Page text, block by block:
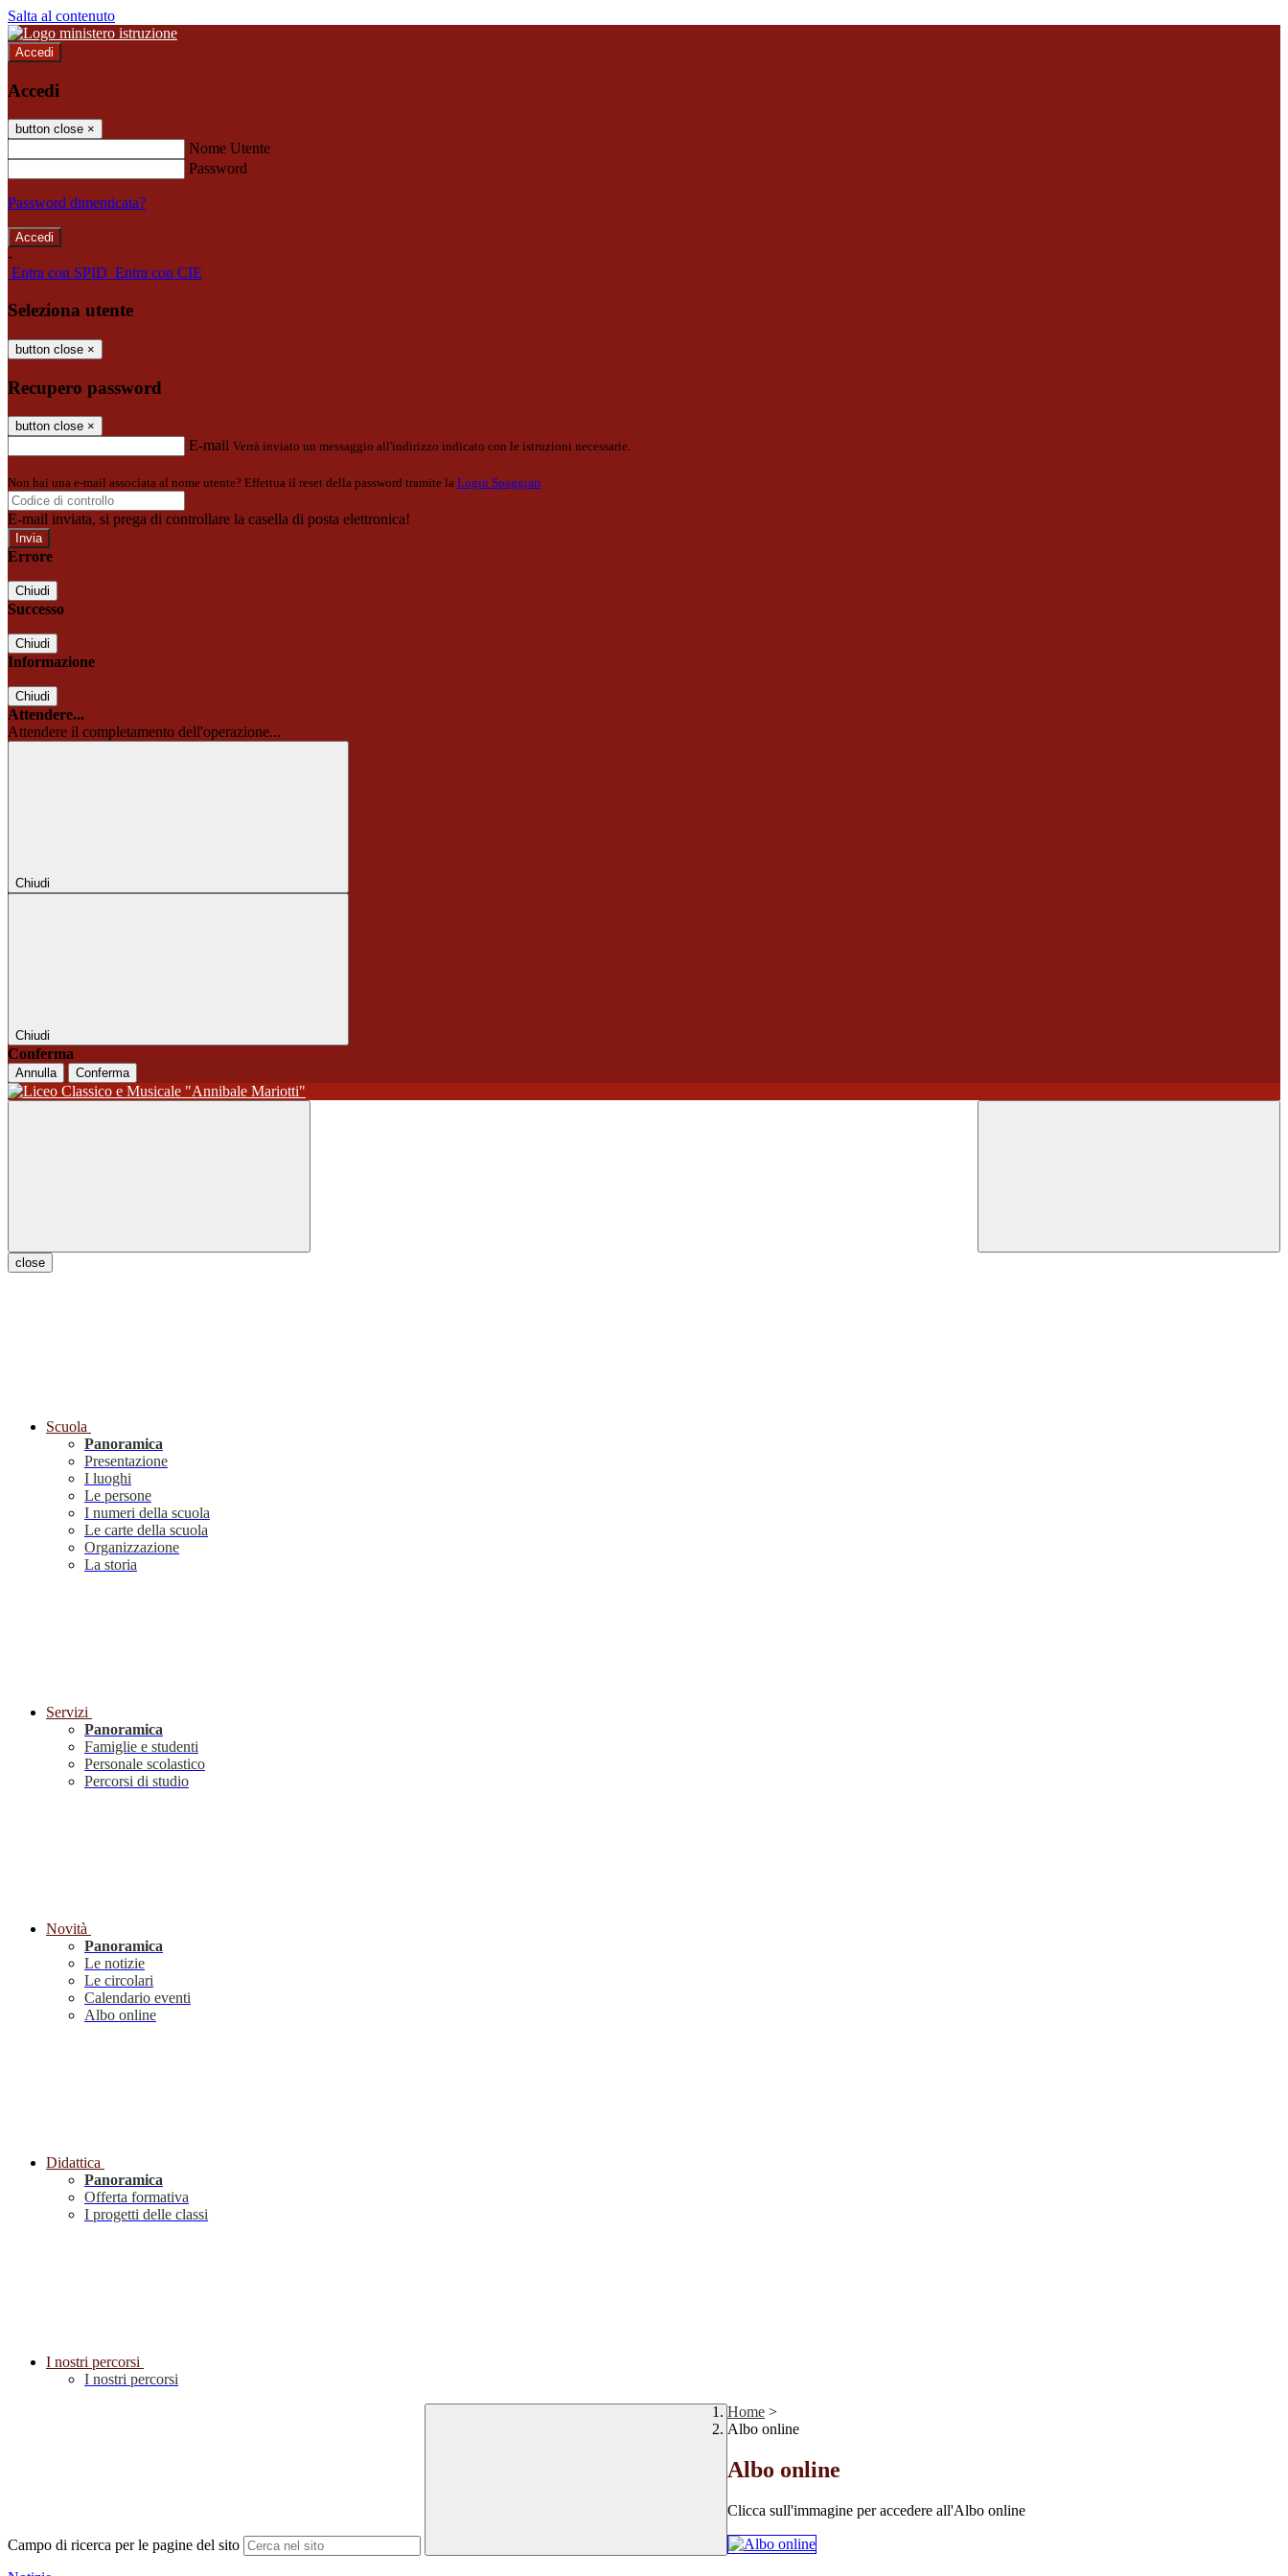
Salta al contenuto
Accedi
Accedi
button close ×
Nome Utente
Password
Password dimenticata?
-
Entra con SPID Entra con CIE
Seleziona utente
button close ×
Recupero password
button close ×
E-mail Verrà inviato un messaggio all'indirizzo indicato con le istruzioni necessarie.
Non hai una e-mail associata al nome utente? Effettua il reset della password tramite la Login Spaggiari
E-mail inviata, si prega di controllare la casella di posta elettronica!
Errore
Chiudi
Successo
Chiudi
Informazione
Chiudi
Attendere...
Attendere il completamento dell'operazione...
Chiudi
Chiudi
Conferma
Annulla Conferma
close
Scuola
Panoramica
Presentazione
I luoghi
Le persone
I numeri della scuola
Le carte della scuola
Organizzazione
La storia
Servizi
Panoramica
Famiglie e studenti
Personale scolastico
Percorsi di studio
Novità
Panoramica
Le notizie
Le circolari
Calendario eventi
Albo online
Didattica
Panoramica
Offerta formativa
I progetti delle classi
I nostri percorsi
I nostri percorsi
Campo di ricerca per le pagine del sito
Home >
Albo online
Albo online
Clicca sull'immagine per accedere all'Albo online